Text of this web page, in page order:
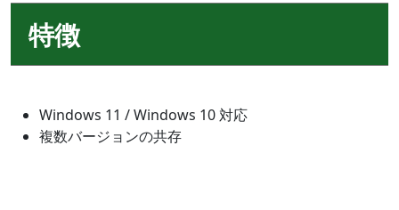
特徴
Windows 11 / Windows 10 対応
複数バージョンの共存